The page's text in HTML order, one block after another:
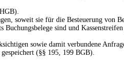
soweit sie für die Besteuerung von
Buchungsbelege sind und
sowie damit verbundene
(§§ 195, 199 BGB).